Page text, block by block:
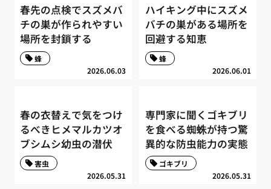
春先の点検でスズメバ
チの巣が作られやすい
場所を封鎖する
2026.06.03
蜂
ハイキング中にスズメ
バチの巣がある場所を
回避する知恵
2026.06.01
蜂
春の衣替えで気をつけ
るべきヒメマルカツオ
ブシムシ幼虫の潜伏
2026.05.31
害虫
専門家に聞くゴキブリ
を食べる蜘蛛が持つ驚
異的な防虫能力の実態
2026.05.31
ゴキブリ